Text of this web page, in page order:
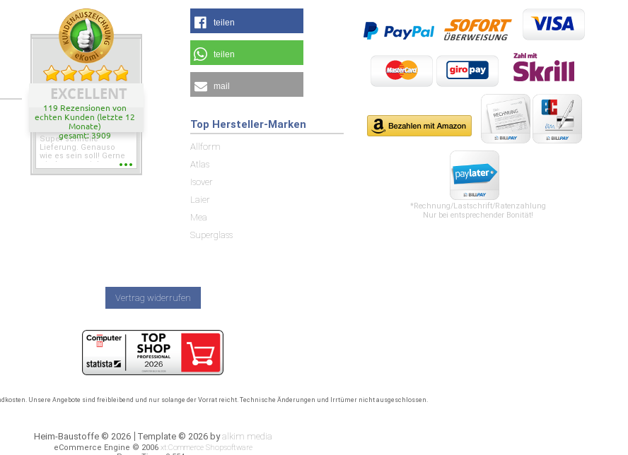
EXCELLENT
119 Rezensionen von
echten Kunden (letzte 12
Monate)
gesamt: 3909
Super schnelle
Lieferung. Genauso
wie es sein soll! Gerne
wieder wenn ich was
teilen
teilen
mail
*Rechnung/Lastschrift/Ratenzahlung
Nur bei entsprechender Bonität!
Top Hersteller-Marken
Allform
Atlas
Isover
Laier
Mea
Superglass
Vertrag widerrufen
Unsere Angebote sind freibleibend und nur solange der Vorrat reicht. Technische Änderungen und Irrtümer nicht ausgeschlossen.
Heim-Baustoffe © 2026 Template © 2026 byalkim media
eCommerce Engine © 2006 xt:Commerce Shopsoftware